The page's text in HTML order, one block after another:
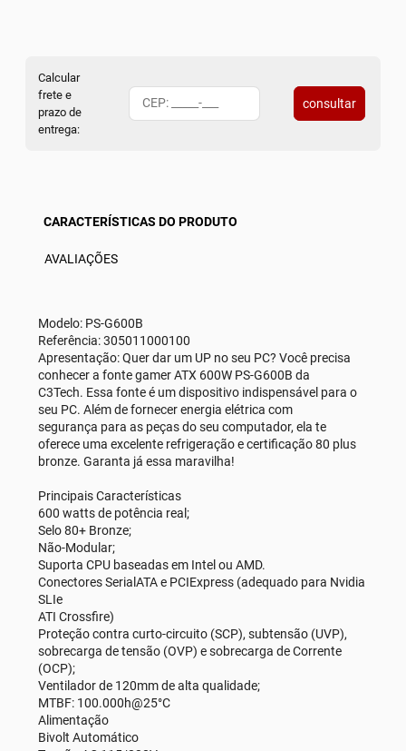
Calcular
frete e
prazo de
entrega:
consultar
CARACTERÍSTICAS DO PRODUTO
AVALIAÇÕES
Modelo: PS-G600B
Referência: 305011000100
Apresentação: Quer dar um UP no seu PC? Você precisa
conhecer a fonte gamer ATX 600W PS-G600B da
C3Tech. Essa fonte é um dispositivo indispensável para o
seu PC. Além de fornecer energia elétrica com
segurança para as peças do seu computador, ela te
oferece uma excelente refrigeração e certificação 80 plus
bronze. Garanta já essa maravilha!
Principais Características
600 watts de potência real;
Selo 80+ Bronze;
Não-Modular;
Suporta CPU baseadas em Intel ou AMD.
Conectores SerialATA e PCIExpress (adequado para Nvidia
SLIe
ATI Crossfire)
Proteção contra curto-circuito (SCP), subtensão (UVP),
sobrecarga de tensão (OVP) e sobrecarga de Corrente
(OCP);
Ventilador de 120mm de alta qualidade;
MTBF: 100.000h@25°C
Alimentação
Bivolt Automático